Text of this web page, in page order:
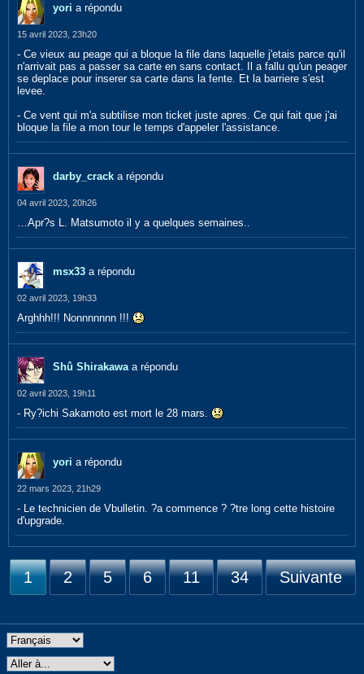
yori a répondu
15 avril 2023, 23h20
- Ce vieux au peage qui a bloque la file dans laquelle j'etais parce qu'il
n'arrivait pas a passer sa carte en sans contact. Il a fallu qu'un peager
se deplace pour inserer sa carte dans la fente. Et la barriere s'est
levee.
- Ce vent qui m'a subtilise mon ticket juste apres. Ce qui fait que j'ai
bloque la file a mon tour le temps d'appeler l'assistance.
darby_crack a répondu
04 avril 2023, 20h26
…Apr?s L. Matsumoto il y a quelques semaines..
msx33 a répondu
02 avril 2023, 19h33
Arghhh!!! Nonnnnnnn !!!
Shû Shirakawa a répondu
02 avril 2023, 19h11
- Ry?ichi Sakamoto est mort le 28 mars.
yori a répondu
22 mars 2023, 21h29
- Le technicien de Vbulletin. ?a commence ? ?tre long cette histoire
d'upgrade.
1 2 5 6 11 34 Suivante